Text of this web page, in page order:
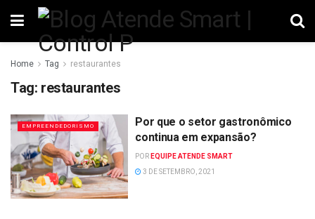
Home Tag restaurantes
Tag: restaurantes
EMPREENDEDORISMO
Por que o setor gastronômico
continua em expansão?
POR EQUIPE ATENDE SMART
3 DE SETEMBRO, 2021